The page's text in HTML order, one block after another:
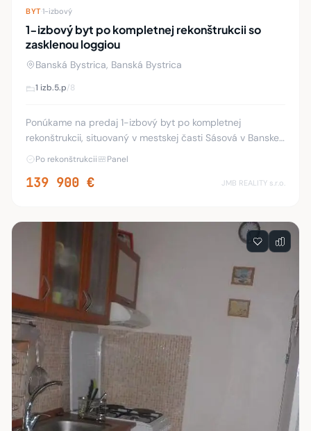
BYT·1-izbový
1-izbový byt po kompletnej rekonštrukcii so
zasklenou loggiou
Banská Bystrica, Banská Bystrica
1 izb.5.p/8
Ponúkame na predaj 1-izbový byt po kompletnej
rekonštrukcii, situovaný v mestskej časti Sásová v Banskej
Bystrici. Vďaka praktickému dispozičnému riešeniu je
Po rekonštrukcii Panel
139 900 € JMB REALITY s.r.o.